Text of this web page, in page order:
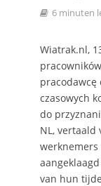
6 minuten
Wiatrak.nl,
pracodawcę
czasowych
do
NL, vertaald
van hun